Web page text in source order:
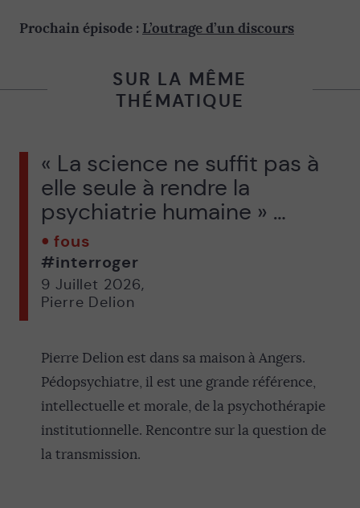
Prochain épisode : L’outrage d’un discours
SUR LA MÊME
THÉMATIQUE
« La science ne suffit pas à
elle seule à rendre la
psychiatrie humaine » …
fous
#interroger
9 Juillet 2026,
Pierre Delion
Pierre Delion est dans sa maison à Angers.
Pédopsychiatre, il est une grande référence,
intellectuelle et morale, de la psychothérapie
institutionnelle. Rencontre sur la question de
la transmission.